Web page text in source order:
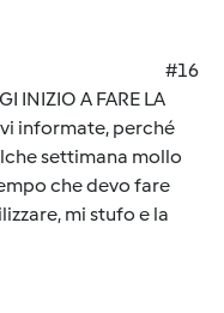
#16
INIZIO A FARE LA
informate, perché
settimana mollo
che devo fare
mi stufo e la